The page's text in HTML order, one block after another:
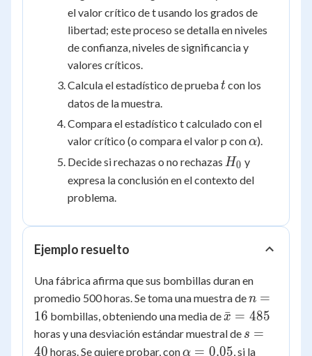
el valor crítico de t usando los grados de
libertad; este proceso se detalla en niveles
de confianza, niveles de significancia y
valores críticos.
Calcula el estadístico de pruebat
tcon los
datos de la muestra.
Compara el estadístico t calculado con el
valor crítico (o compara el valor p con\alpha
α).
Decide si rechazas o no rechazas H_0
H0 y
expresa la conclusión en el contexto del
problema.
Ejemplo resuelto
Una fábrica afirma que sus bombillas duran en
promedio 500 horas. Se toma una muestra den
=
16
n =
16 bombillas, obteniendo una media de \bar{x}
= 485
x
ˉ = 485
horas y una desviación estándar muestral de s
=
s =
40 horas. Se quiere probar, con\alpha
α = 0.05, si la